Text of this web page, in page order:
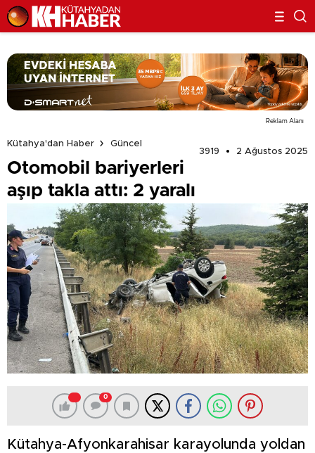
Reklam Alanı
Kütahya'dan Haber
Güncel
3919
2 Ağustos 2025
Otomobil bariyerleri
aşıp takla attı: 2 yaralı
0
Kütahya-Afyonkarahisar karayolunda yoldan